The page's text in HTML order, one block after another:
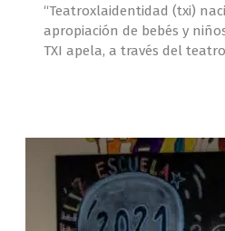
“Teatroxlaidentidad (txi)
apropiación de bebés y
TXI apela, a través del